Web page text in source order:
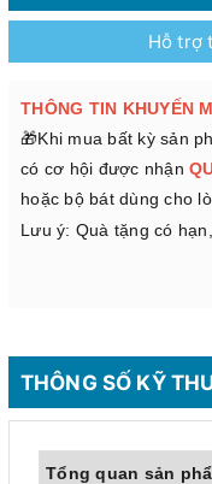
Hỗ trợ
THÔNG TIN KHUYẾN
🎁Khi mua bất kỳ sản
có cơ hội được nhận
hoặc bộ bát dùng cho
Lưu ý: Quà tặng có
THÔNG SỐ KỸ
Tổng quan sản